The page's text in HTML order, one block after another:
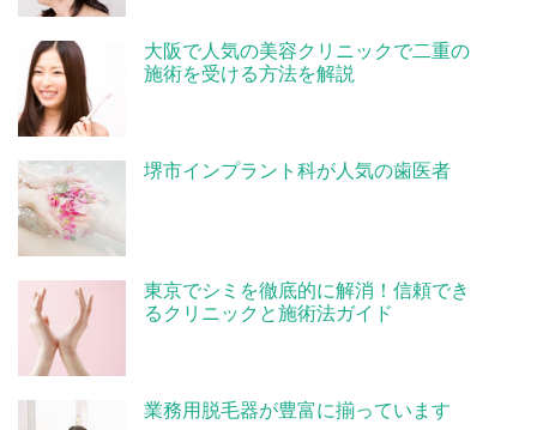
大阪で人気の美容クリニックで二重の
施術を受ける方法を解説
堺市インプラント科が人気の歯医者
東京でシミを徹底的に解消！信頼でき
るクリニックと施術法ガイド
業務用脱毛器が豊富に揃っています